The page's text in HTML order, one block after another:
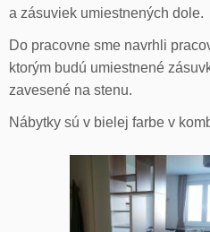
a zásuviek umiestnených dole.
Do pracovne sme navrhli
ktorým budú umiestnené
zavesené na stenu.
Nábytky sú v bielej farbe v